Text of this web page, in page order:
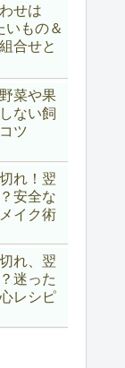
せは
いもの＆
合せと
菜や果
ない飼
ツ
れ！翌
安全な
イク術
れ、翌
迷った
レシピ